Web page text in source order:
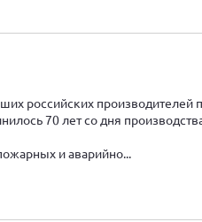
российских производителей
70 лет со дня
и аварийно...